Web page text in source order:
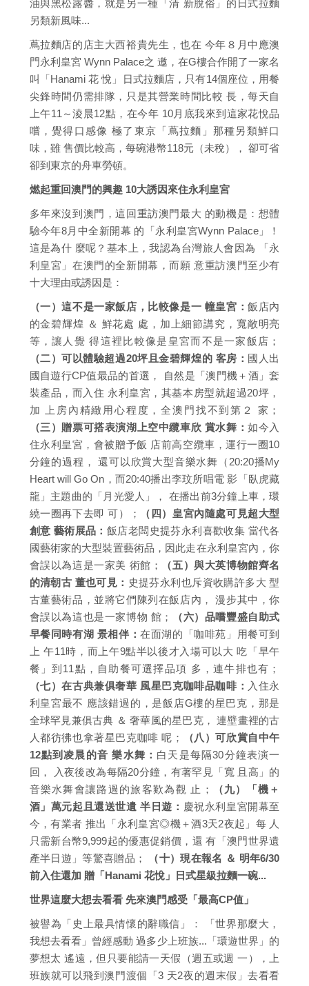
油與黑松露醬，就是另一種「清 新脫俗」的日式拉麵
另類新風味...
蔦拉麵店的店主大西裕貴先生，也在 今年８月中應澳
門永利皇宮 Wynn Palace之 邀，在G樓合作開了一家名
叫「Hanami 花 悅」日式拉麵店，只有14個座位，用餐
尖鋒時間仍需排隊，只是其營業時間比較 長，每天自
上午11～淩晨12點，在今年 10月底我來到這家花悅品
嚐，覺得口感像 極了東京「蔦拉麵」那種另類鮮口
味，雖 售價比較高，每碗港幣118元（未稅）， 卻可省
卻到東京的舟車勞頓。
燃起重回澳門的興趣 10大誘因來住永利皇宮
多年來沒到澳門，這回重訪澳門最大 的動機是：想體
驗今年8月中全新開幕 的「永利皇宮Wynn Palace」！
這是為什 麼呢？基本上，我認為台灣旅人會因為 「永
利皇宮」在澳門的全新開幕，而願 意重訪澳門至少有
十大理由或誘因是：
（一）這不是一家飯店，比較像是一 幢皇宮：飯店內
的金碧輝煌 ＆ 鮮花處 處，加上細節講究，寬敞明亮
等，讓人覺 得這裡比較像是皇宮而不是一家飯店；
（二）可以體驗超過20坪且金碧輝煌的 客房： 國人出
國自遊行CP值最品的首選， 自然是「澳門機＋酒」套
裝產品，而入住 永利皇宮，其基本房型就超過20坪，
加 上房內精緻用心程度，全澳門找不到第２ 家；
（三）贈票可搭表演湖上空中纜車欣 賞水舞：如今入
住永利皇宮，會被贈予飯 店前高空纜車，運行一圈10
分鐘的過程， 還可以欣賞大型音樂水舞（20:20播My
Heart will Go On，而20:40播出李玟所唱電 影「臥虎藏
龍」主題曲的「月光愛人」， 在播出前3分鐘上車，環
繞一圈再下去即 可）；
（四）皇宮內隨處可見超大型
創意 藝術展品： 飯店老闆史提芬永利喜歡收集 當代各
國藝術家的大型裝置藝術品，因此走在永利皇宮內，你
會誤以為這是一家美 術館；
（五）與大英博物館齊名
的清朝古 董也可見： 史提芬永利也斥資收購許多大 型
古董藝術品，並將它們陳列在飯店內， 漫步其中，你
會誤以為這也是一家博物 館；
（六）品嚐豐盛自助式
早餐同時有湖 景相伴：在面湖的「咖啡苑」用餐可到
上 午11時，而上午9點半以後才入場可以大 吃「早午
餐」到11點，自助餐可選擇品項 多，連牛排也有；
（七）在古典兼俱奢華 風星巴克咖啡品咖啡： 入住永
利皇宮最不 應該錯過的，是飯店G樓的星巴克，那是
全球罕見兼俱古典 ＆ 奢華風的星巴克， 連壁畫裡的古
人都彷彿也拿著星巴克咖啡 呢；
（八）可欣賞自中午
12點到凌晨的音 樂水舞： 白天是每隔30分鐘表演一
回， 入夜後改為每隔20分鐘，有著罕見「寬 且高」的
音樂水舞會讓路過的旅客歎為觀 止；
（九）「機＋
酒」萬元起且還送世遺 半日遊： 慶祝永利皇宮開幕至
今，有業者 推出「永利皇宮◎機＋酒3天2夜起」每 人
只需新台幣9,999起的優惠促銷價，還 有「澳門世界遺
產半日遊」等驚喜贈品；
（十）現在報名 ＆ 明年6/30
前入住還加 贈「Hanami 花悅」日式星級拉麵一碗...
世界這麼大想去看看 先來澳門感受「最高CP值」
被譽為「史上最具情懷的辭職信」： 「世界那麼大，
我想去看看」曾經感動 過多少上班族...「環遊世界」的
夢想太 遙遠，但只要能請一天假（週五或週 一），上
班族就可以飛到澳門渡個「3 天2夜的週末假」去看看